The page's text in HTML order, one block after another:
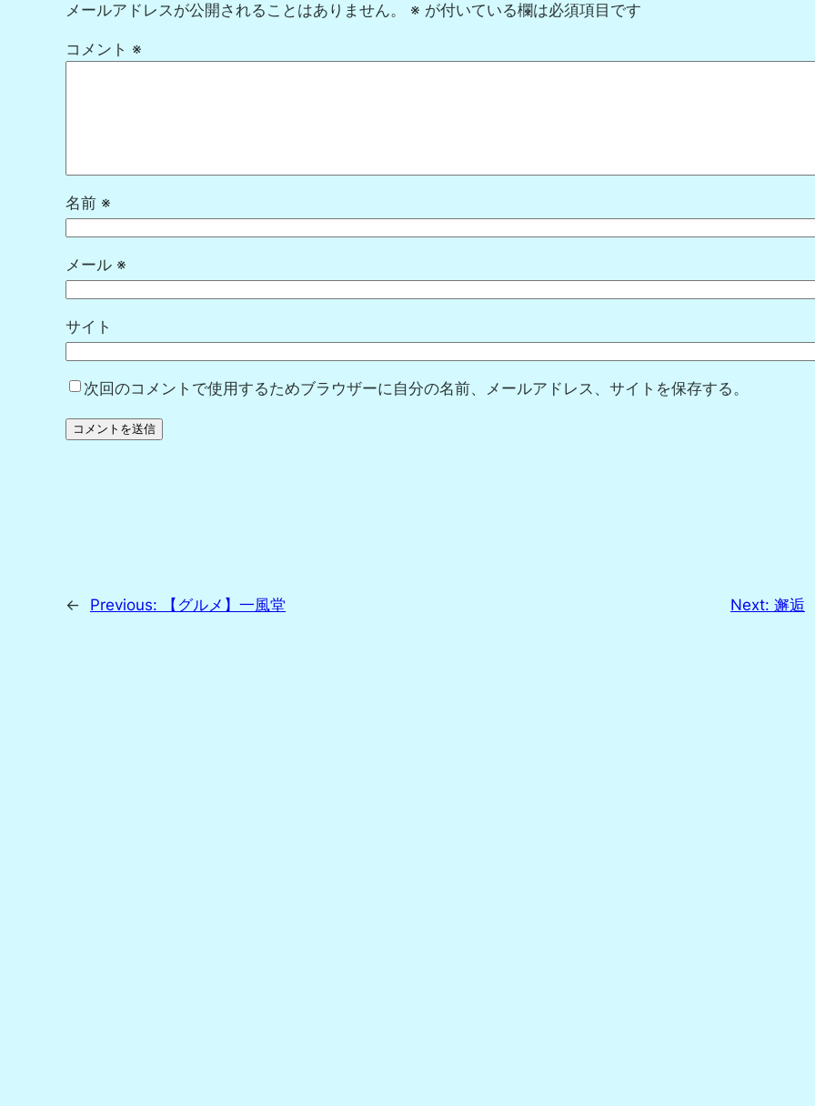
メールアドレスが公開されることはありません。 ※ が付いている欄は必須項目です
コメント ※
名前 ※
メール ※
サイト
次回のコメントで使用するためブラウザーに自分の名前、メールアドレス、サイトを保存する。
← Previous: 【グルメ】一風堂 Next: 邂逅